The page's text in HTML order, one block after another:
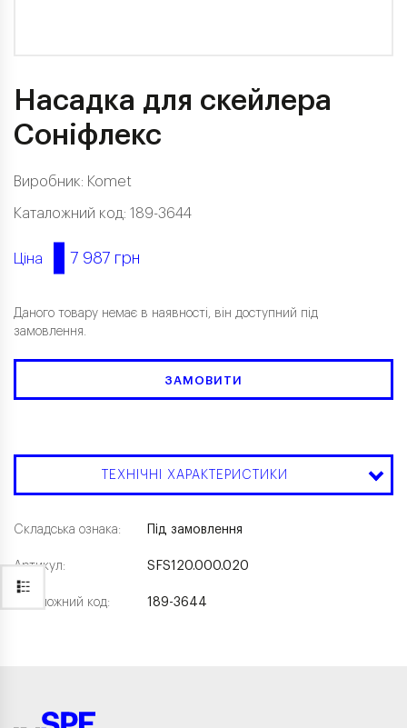
Насадка для скейлера
Соніфлекс
Виробник: Komet
Каталожний код: 189-3644
Ціна 7 987 грн
Даного товару немає в наявності, він доступний під
замовлення.
ЗАМОВИТИ
ТЕХНІЧНІ ХАРАКТЕРИСТИКИ
Складська ознака:
Артикул:
Каталожний код:
Під замовлення
SFS120.000.020
189-3644